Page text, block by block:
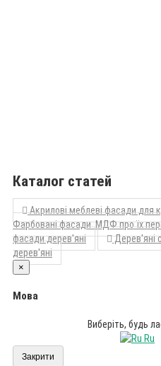
Каталог статей
Акрилові меблеві фасади для
Фарбовані фасади МДФ про їх
фасади дерев'яні
Дерев'яні
дерев'яні
×
Мова
Виберіть, будь
Ru
Закрити